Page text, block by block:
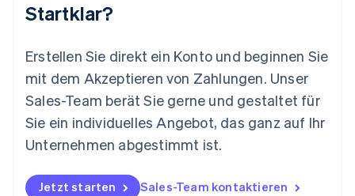
Startklar?
Erstellen Sie direkt ein Konto und beginnen Sie
mit dem Akzeptieren von Zahlungen. Unser
Sales-Team berät Sie gerne und gestaltet für
Sie ein individuelles Angebot, das ganz auf Ihr
Unternehmen abgestimmt ist.
Jetzt starten Sales-Team kontaktieren
Mexiko
English
Niederlande
Nederlands English
Norwegen
English
Österreich
Polen
English